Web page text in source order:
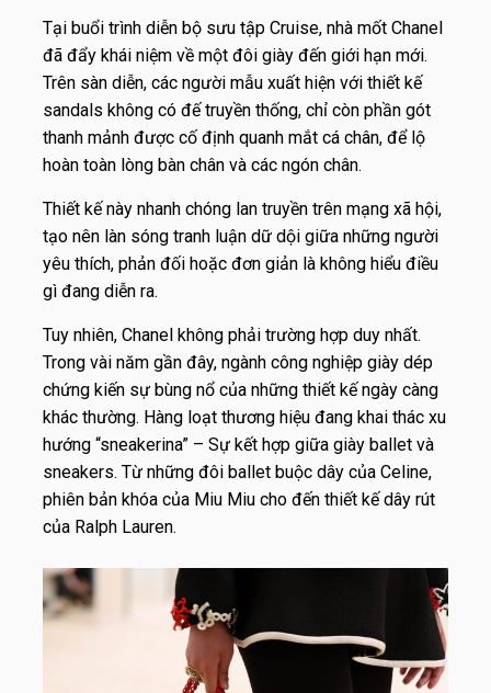
Tại buổi trình diễn bộ sưu tập Cruise, nhà mốt Chanel
đã đẩy khái niệm về một đôi giày đến giới hạn mới.
Trên sàn diễn, các người mẫu xuất hiện với thiết kế
sandals không có đế truyền thống, chỉ còn phần gót
thanh mảnh được cố định quanh mắt cá chân, để lộ
hoàn toàn lòng bàn chân và các ngón chân.
Thiết kế này nhanh chóng lan truyền trên mạng xã hội,
tạo nên làn sóng tranh luận dữ dội giữa những người
yêu thích, phản đối hoặc đơn giản là không hiểu điều
gì đang diễn ra.
Tuy nhiên, Chanel không phải trường hợp duy nhất.
Trong vài năm gần đây, ngành công nghiệp giày dép
chứng kiến sự bùng nổ của những thiết kế ngày càng
khác thường. Hàng loạt thương hiệu đang khai thác xu
hướng “sneakerina” – Sự kết hợp giữa giày ballet và
sneakers. Từ những đôi ballet buộc dây của Celine,
phiên bản khóa của Miu Miu cho đến thiết kế dây rút
của Ralph Lauren.